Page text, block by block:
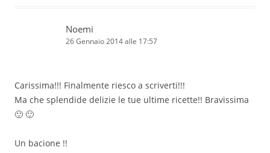
Noemi
26 Gennaio 2014 alle 17:57
Carissima!!! Finalmente riesco a scriverti!!!
Ma che splendide delizie le tue ultime ricette!! Bravissima
🙂 🙂
Un bacione !!